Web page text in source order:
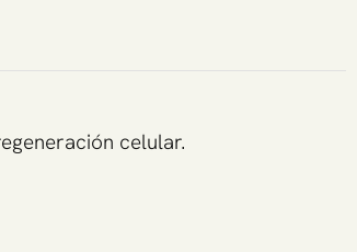
celular.